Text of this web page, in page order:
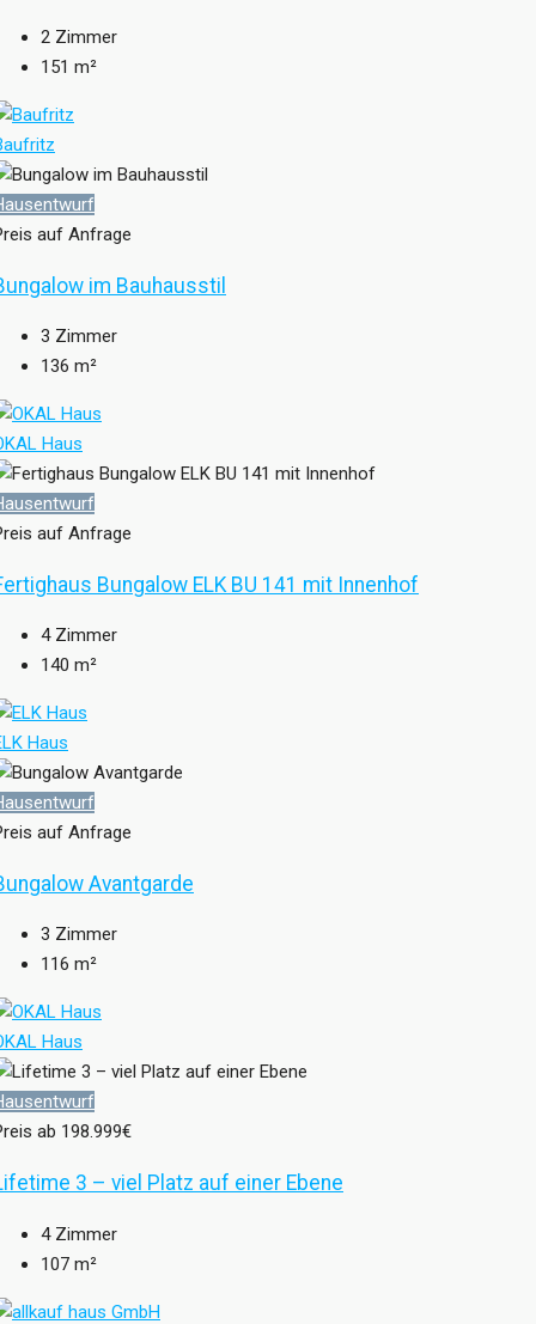
2 Zimmer
151 m²
auf Anfrage
im Bauhausstil
3 Zimmer
136 m²
Haus
auf Anfrage
Bungalow ELK BU 141 mit Innenhof
4 Zimmer
140 m²
Haus
auf Anfrage
Avantgarde
3 Zimmer
116 m²
Haus
ab 198.999€
3 – viel Platz auf einer Ebene
4 Zimmer
107 m²